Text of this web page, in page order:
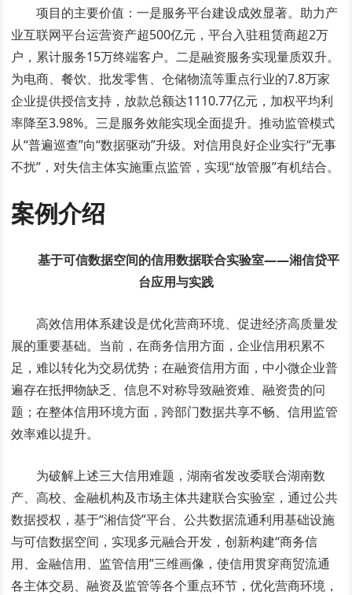
项目的主要价值：一是服务平台建设成效显著。助力产
业互联网平台运营资产超500亿元，平台入驻租赁商超2万
户，累计服务15万终端客户。二是融资服务实现量质双升。
为电商、餐饮、批发零售、仓储物流等重点行业的7.8万家
企业提供授信支持，放款总额达1110.77亿元，加权平均利
率降至3.98%。三是服务效能实现全面提升。推动监管模式
从“普遍巡查”向“数据驱动”升级。对信用良好企业实行“无事
不扰”，对失信主体实施重点监管，实现“放管服”有机结合。
案例介绍
基于可信数据空间的信用数据联合实验室——湘信贷平
台应用与实践
高效信用体系建设是优化营商环境、促进经济高质量发
展的重要基础。当前，在商务信用方面，企业信用积累不
足，难以转化为交易优势；在融资信用方面，中小微企业普
遍存在抵押物缺乏、信息不对称导致融资难、融资贵的问
题；在整体信用环境方面，跨部门数据共享不畅、信用监管
效率难以提升。
为破解上述三大信用难题，湖南省发改委联合湖南数
产、高校、金融机构及市场主体共建联合实验室，通过公共
数据授权，基于“湘信贷”平台、公共数据流通利用基础设施
与可信数据空间，实现多元融合开发，创新构建“商务信
用、金融信用、监管信用”三维画像，使信用贯穿商贸流通
各主体交易、融资及监管等各个重点环节，优化营商环境，